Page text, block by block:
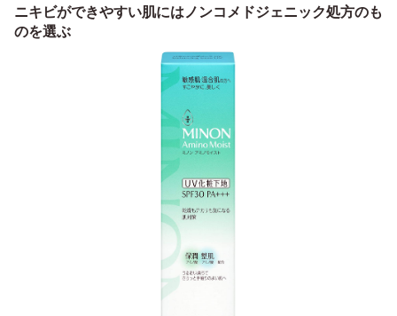
ニキビができやすい肌にはノンコメドジェニック処方のも
のを選ぶ